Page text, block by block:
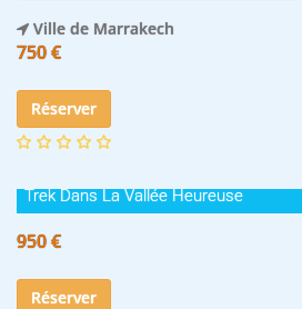
Ville de Marrakech
750 €
Réserver
Trek Dans La Vallée Heureuse
950 €
Réserver